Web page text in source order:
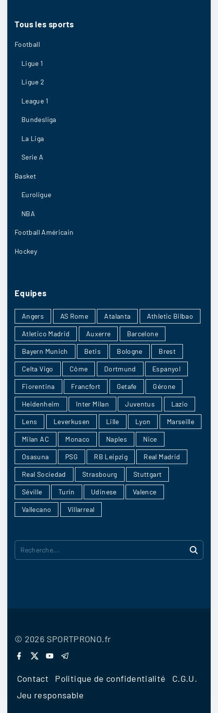
Tous les sports
Football
Ligue 1
Ligue 2
League 1
Bundesliga
La Liga
Serie A
Basket
Euroligue
NBA
Football Américain
Hockey
Equipes
Angers AS Rome Atalanta Athletic Bilbao
Atletico Madrid Auxerre Barcelone
Bayern Munich Betis Bologne Brest
Celta Vigo Côme Dortmund Espanyol
Fiorentina Francfort Getafe Gérone
Heidenheim Inter Milan Juventus Lazio
Lens Leverkusen Lille Lyon Marseille
Milan AC Monaco Naples Nice
Osasuna PSG RB Leipzig Real Madrid
Real Sociedad Strasbourg Stuttgart
Séville Turin Udinese Valence
Vallecano Villarreal
© 2026 SPORTPRONO.fr
e
o
t
b
e
g
r
Contact Politique de confidentialité
C.G.U.
Jeu responsable